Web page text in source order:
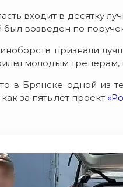
входит в десятку
возведен по
признали
молодым тренерам,
в Брянске одной из
за пять лет проект